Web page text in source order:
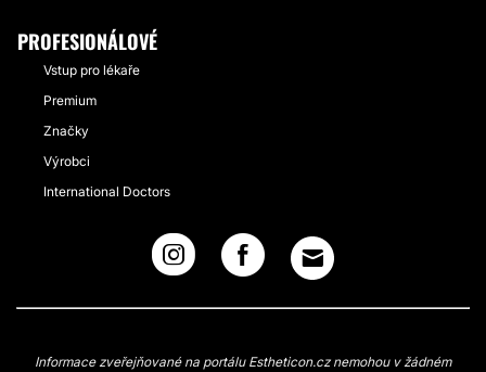
PROFESIONÁLOVÉ
Vstup pro lékaře
Premium
Značky
Výrobci
International Doctors
Informace zveřejňované na portálu Estheticon.cz nemohou v žádném